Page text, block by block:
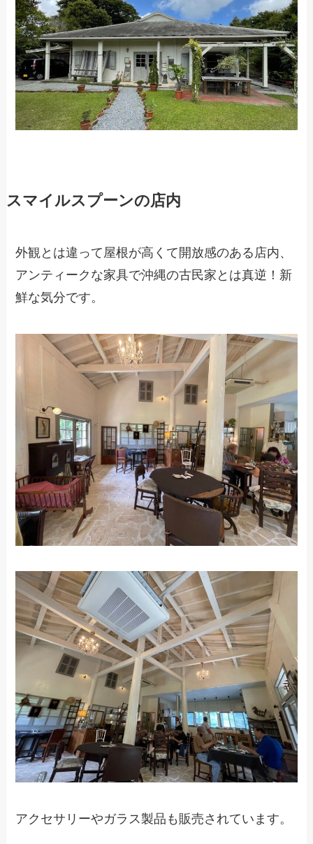
スマイルスプーンの店内
外観とは違って屋根が高くて開放感のある店内、
アンティークな家具で沖縄の古民家とは真逆！新
鮮な気分です。
アクセサリーやガラス製品も販売されています。